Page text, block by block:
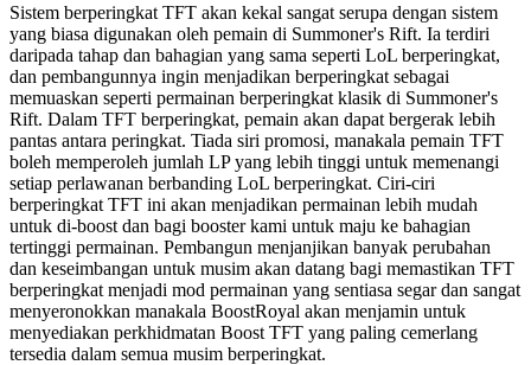
Sistem berperingkat TFT akan kekal sangat serupa dengan sistem
yang biasa digunakan oleh pemain di Summoner's Rift. Ia terdiri
daripada tahap dan bahagian yang sama seperti LoL berperingkat,
dan pembangunnya ingin menjadikan berperingkat sebagai
memuaskan seperti permainan berperingkat klasik di Summoner's
Rift. Dalam TFT berperingkat, pemain akan dapat bergerak lebih
pantas antara peringkat. Tiada siri promosi, manakala pemain TFT
boleh memperoleh jumlah LP yang lebih tinggi untuk memenangi
setiap perlawanan berbanding LoL berperingkat. Ciri-ciri
berperingkat TFT ini akan menjadikan permainan lebih mudah
untuk di-boost dan bagi booster kami untuk maju ke bahagian
tertinggi permainan. Pembangun menjanjikan banyak perubahan
dan keseimbangan untuk musim akan datang bagi memastikan TFT
berperingkat menjadi mod permainan yang sentiasa segar dan sangat
menyeronokkan manakala BoostRoyal akan menjamin untuk
menyediakan perkhidmatan Boost TFT yang paling cemerlang
tersedia dalam semua musim berperingkat.